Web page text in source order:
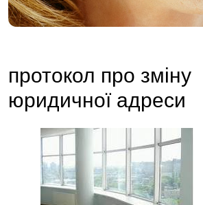
протокол про зміну
юридичної адреси